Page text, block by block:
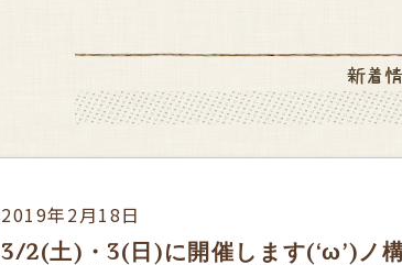
2019年2月18日
3/2(土)・3(日)に開催します(‘ω’)ノ